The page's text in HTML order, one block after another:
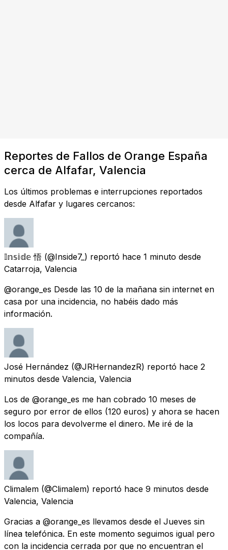
Reportes de Fallos de Orange España
cerca de Alfafar, Valencia
Los últimos problemas e interrupciones reportados
desde Alfafar y lugares cercanos:
𝕀𝕟𝕤𝕚𝕕𝕖 悟 (@Inside7_) reportó hace 1 minuto desde
Catarroja, Valencia
@orange_es Desde las 10 de la mañana sin internet en
casa por una incidencia, no habéis dado más
información.
José Hernández (@JRHernandezR) reportó hace 2
minutos desde Valencia, Valencia
Los de @orange_es me han cobrado 10 meses de
seguro por error de ellos (120 euros) y ahora se hacen
los locos para devolverme el dinero. Me iré de la
compañía.
Climalem (@Climalem) reportó hace 9 minutos desde
Valencia, Valencia
Gracias a @orange_es llevamos desde el Jueves sin
línea telefónica. En este momento seguimos igual pero
con la incidencia cerrada por que no encuentran el